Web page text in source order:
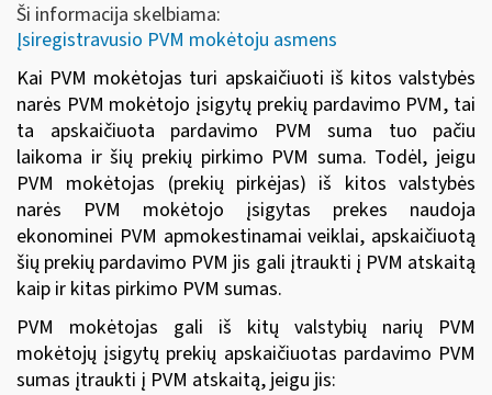
Ši informacija skelbiama:
Įsiregistravusio PVM mokėtoju asmens
Kai PVM mokėtojas turi apskaičiuoti iš kitos valstybės
narės PVM mokėtojo įsigytų prekių pardavimo PVM, tai
ta apskaičiuota pardavimo PVM suma tuo pačiu
laikoma ir šių prekių pirkimo PVM suma. Todėl, jeigu
PVM mokėtojas (prekių pirkėjas) iš kitos valstybės
narės PVM mokėtojo įsigytas prekes naudoja
ekonominei PVM apmokestinamai veiklai, apskaičiuotą
šių prekių pardavimo PVM jis gali įtraukti į PVM atskaitą
kaip ir kitas pirkimo PVM sumas.
PVM mokėtojas gali iš kitų valstybių narių PVM
mokėtojų įsigytų prekių apskaičiuotas pardavimo PVM
sumas įtraukti į PVM atskaitą, jeigu jis: